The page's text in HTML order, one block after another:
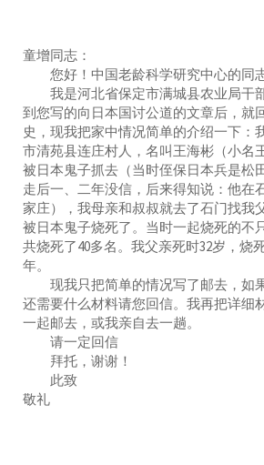
童增同志：
您好！中国老龄科学研究中心的同
我是河北省保定市满城县农业局干
到您写的向日本国讨公道的文章后，就
史，现我把家中情况简单的介绍一下：
市清苑县连庄村人，名叫王海彬（小名
被日本鬼子抓去（当时侄保日本兵是松
走后一、二年没信，后来得知说：他在
家庄），我母亲和叔叔就去了石门找我
被日本鬼子烧死了。当时一起烧死的不
共烧死了40多名。我父亲死时32岁，烧
年。
现我只把简单的情况写了邮去，如
还需要什么材料请您回信。我再把详细
一起邮去，或我亲自去一趟。
请一定回信
拜托，谢谢！
此致
敬礼